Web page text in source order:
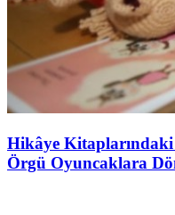
Hikâye
Örgü Oyuncaklara